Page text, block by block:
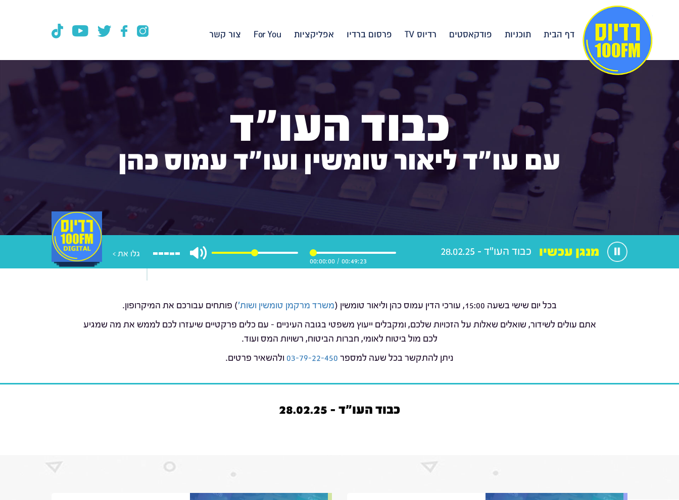
דף הבית תוכניות פודקאסטים רדיוס TV פרסום ברדיו אפליקציות For You צור קשר
כבוד העו"ד
עם עו"ד ליאור טומשין ועו"ד עמוס כהן
גלו את >
00:49:23
/
00:00:00
מנגן עכשיו כבוד העו"ד - 28.02.25
בכל יום שישי בשעה 15:00, עורכי הדין עמוס כהן וליאור טומשין ( משרד מרקמן טומשין ושות') פותחים עבורכם את המיקרופון.
אתם עולים לשידור, שואלים שאלות על הזכויות שלכם, ומקבלים ייעוץ משפטי בגובה העיניים – עם כלים פרקטיים שיעזרו לכם לממש את מה שמגיע
לכם מול ביטוח לאומי, חברות הביטוח, רשויות המס ועוד.
ניתן להתקשר בכל שעה למספר 03-79-22-450 ולהשאיר פרטים.
כבוד העו"ד - 28.02.25